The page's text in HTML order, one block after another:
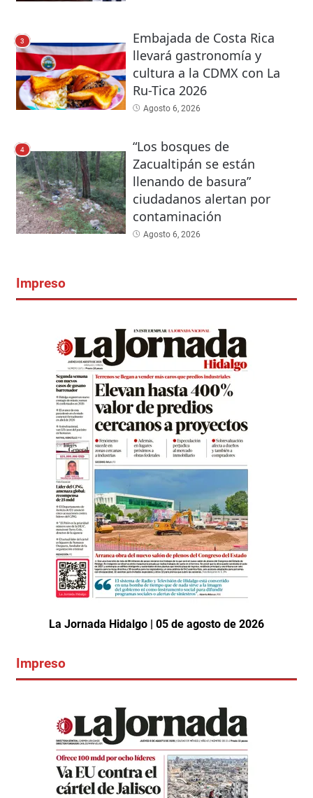
3
Embajada de Costa Rica
llevará gastronomía y
cultura a la CDMX con La
Ru-Tica 2026
Agosto 6, 2026
4
“Los bosques de
Zacualtipán se están
llenando de basura”
ciudadanos alertan por
contaminación
Agosto 6, 2026
Impreso
La Jornada Hidalgo | 05 de agosto de 2026
Impreso